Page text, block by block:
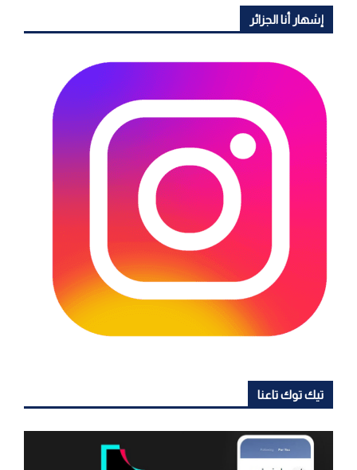
إشهار أنا الجزائر
تيك توك تاعنا